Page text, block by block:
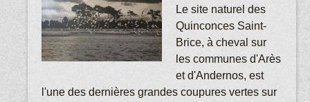
Le site naturel des
Quinconces Saint-
Brice, à cheval sur
les communes d'Arès
et d'Andernos, est
l'une des dernières grandes coupures vertes sur